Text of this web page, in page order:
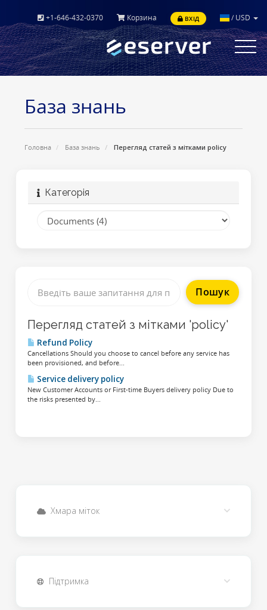
+1-646-432-0370 Корзина ВХІД / USD
Toggle
База знань
Головна База знань Перегляд статей з мітками policy
Категорія
Перегляд статей з мітками 'policy'
Refund Policy
Cancellations Should you choose to cancel before any service has
been provisioned, and before...
Service delivery policy
New Customer Accounts or First-time Buyers delivery policy Due to
the risks presented by...
Хмара міток
Підтримка